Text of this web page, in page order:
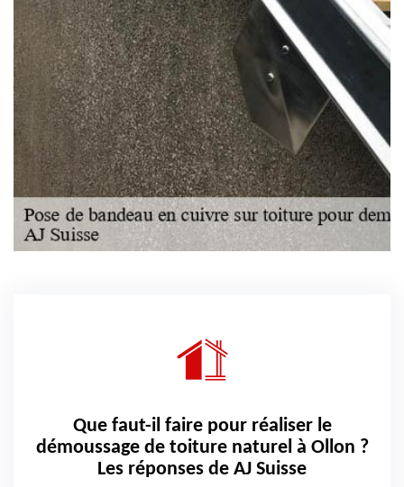
Que faut-il faire pour réaliser le
démoussage de toiture naturel à Ollon ?
Les réponses de AJ Suisse